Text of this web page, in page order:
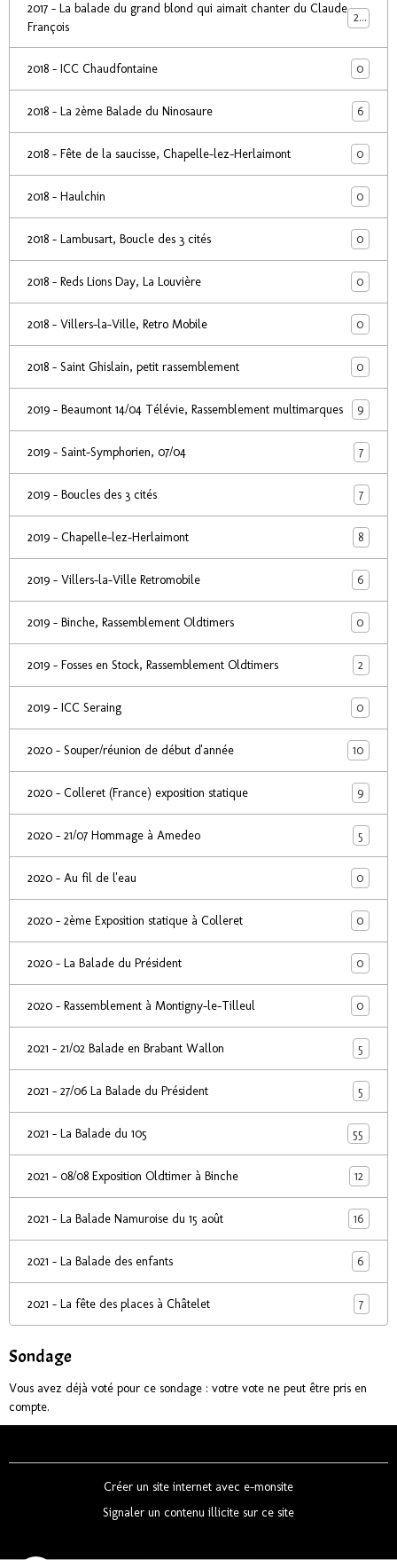
2017 - La balade du grand blond qui aimait chanter du Claude
François
24
2018 - ICC Chaudfontaine 0
2018 - La 2ème Balade du Ninosaure 6
2018 - Fête de la saucisse, Chapelle-lez-Herlaimont 0
2018 - Haulchin 0
2018 - Lambusart, Boucle des 3 cités 0
2018 - Reds Lions Day, La Louvière 0
2018 - Villers-la-Ville, Retro Mobile 0
2018 - Saint Ghislain, petit rassemblement 0
2019 - Beaumont 14/04 Télévie, Rassemblement multimarques 9
2019 - Saint-Symphorien, 07/04 7
2019 - Boucles des 3 cités 7
2019 - Chapelle-lez-Herlaimont 8
2019 - Villers-la-Ville Retromobile 6
2019 - Binche, Rassemblement Oldtimers 0
2019 - Fosses en Stock, Rassemblement Oldtimers 2
2019 - ICC Seraing 0
2020 - Souper/réunion de début d'année 10
2020 - Colleret (France) exposition statique 9
2020 - 21/07 Hommage à Amedeo 5
2020 - Au fil de l'eau 0
2020 - 2ème Exposition statique à Colleret 0
2020 - La Balade du Président 0
2020 - Rassemblement à Montigny-le-Tilleul 0
2021 - 21/02 Balade en Brabant Wallon 5
2021 - 27/06 La Balade du Président 5
2021 - La Balade du 105 55
2021 - 08/08 Exposition Oldtimer à Binche 12
2021 - La Balade Namuroise du 15 août 16
2021 - La Balade des enfants 6
2021 - La fête des places à Châtelet 7
Sondage
Vous avez déjà voté pour ce sondage : votre vote ne peut être pris en
compte.
Créer un site internet avec e-monsite
Signaler un contenu illicite sur ce site